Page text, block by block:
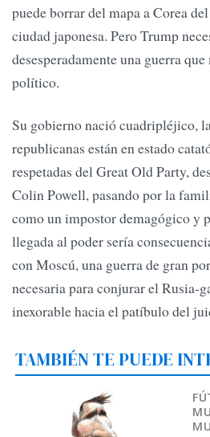
puede borrar del mapa a Corea
ciudad japonesa. Pero Trump
desesperadamente una guerra
político.
Su gobierno nació cuadripléjico,
republicanas están en estado
respetadas del Great Old Party,
Colin Powell, pasando por la
como un impostor demagógico y
llegada al poder sería
con Moscú, una guerra de gran
necesaria para conjurar el Rusia-
inexorable hacia el patíbulo del
TAMBIÉN TE PUEDE